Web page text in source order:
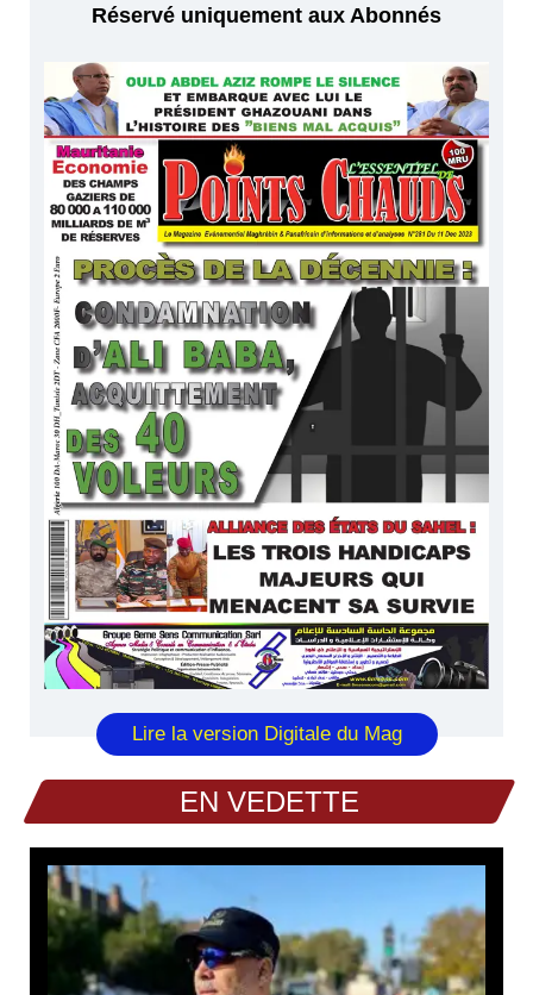
Réservé uniquement aux Abonnés
Lire la version Digitale du Mag
EN VEDETTE